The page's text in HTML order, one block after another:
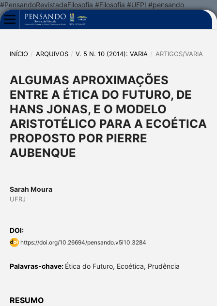
#PensandoRevistadeFilosofia #Filosofia #UFPI #pensando
INÍCIO / ARQUIVOS / V. 5 N. 10 (2014): VARIA / ARTIGOS/VARIA
ALGUMAS APROXIMAÇÕES
ENTRE A ÉTICA DO FUTURO, DE
HANS JONAS, E O MODELO
ARISTOTÉLICO PARA A ECOÉTICA
PROPOSTO POR PIERRE
AUBENQUE
Sarah Moura
UFRJ
DOI:
https://doi.org/10.26694/pensando.v5i10.3284
Palavras-chave: Ética do Futuro, Ecoética, Prudência
RESUMO